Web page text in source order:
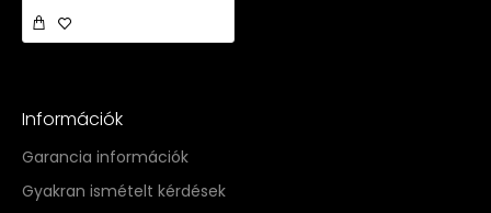
Információk
Garancia információk
Gyakran ismételt kérdések